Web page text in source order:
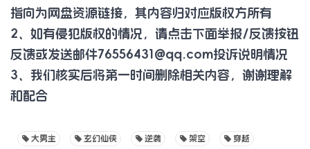
指向为网盘资源链接，其内容归对应版权方所有
2、如有侵犯版权的情况，请点击下面举报/反馈按钮
反馈或发送邮件76556431@qq.com投诉说明情况
3、我们核实后将第一时间删除相关内容，谢谢理解
和配合
大男主 玄幻仙侠 逆袭 架空 穿越